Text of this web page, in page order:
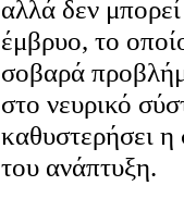
αλλά δεν μπορεί
έμβρυο, το
σοβαρά
στο νευρικό
καθυστερήσει η
του ανάπτυξη.